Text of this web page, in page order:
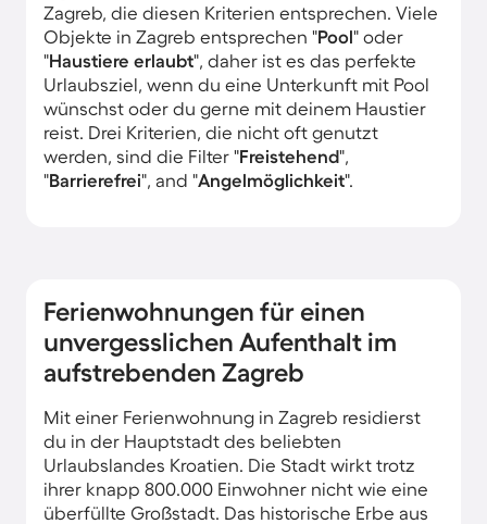
Zagreb, die diesen Kriterien entsprechen. Viele
Objekte in Zagreb entsprechen "Pool" oder
"Haustiere erlaubt", daher ist es das perfekte
Urlaubsziel, wenn du eine Unterkunft mit Pool
wünschst oder du gerne mit deinem Haustier
reist. Drei Kriterien, die nicht oft genutzt
werden, sind die Filter "Freistehend",
"Barrierefrei", and "Angelmöglichkeit".
Ferienwohnungen für einen
unvergesslichen Aufenthalt im
aufstrebenden Zagreb
Mit einer Ferienwohnung in Zagreb residierst
du in der Hauptstadt des beliebten
Urlaubslandes Kroatien. Die Stadt wirkt trotz
ihrer knapp 800.000 Einwohner nicht wie eine
überfüllte Großstadt. Das historische Erbe aus